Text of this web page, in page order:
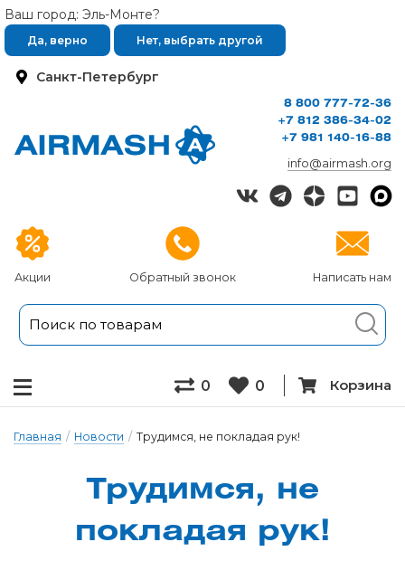
Санкт-Петербург
Ваш город: Эль-Монте?
Да, верно Нет, выбрать другой
Акции Обратный звонок Написать нам
8 800 777-72-36
+7 812 386-34-02
+7 981 140-16-88
info@airmash.org
0 0 Корзина
Главная / Новости / Трудимся, не покладая рук!
Трудимся, не
пок­ла­дая рук!